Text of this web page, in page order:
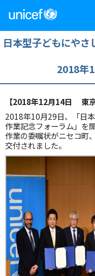
日本型子どもにやさ
2018年
【2018年12月14日 東京
2018年10月29日、「日
作業記念フォーラム」を
作業の委嘱状がニセコ町
交付されました。